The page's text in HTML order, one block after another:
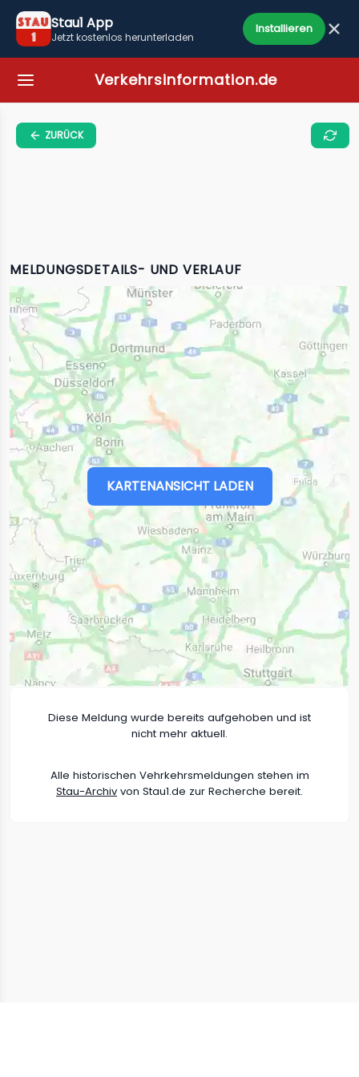
Stau1 App
Jetzt kostenlos herunterladen
Installieren
Verkehrsinformation.de
ZURÜCK
MELDUNGSDETAILS- UND VERLAUF
KARTENANSICHT LADEN
Diese Meldung wurde bereits aufgehoben und ist
nicht mehr aktuell.
Alle historischen Vehrkehrsmeldungen stehen im
Stau-Archiv von Stau1.de zur Recherche bereit.